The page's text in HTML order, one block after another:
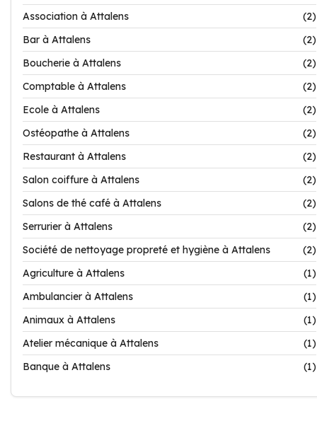
Association à Attalens
(2)
Bar à Attalens
(2)
Boucherie à Attalens
(2)
Comptable à Attalens
(2)
Ecole à Attalens
(2)
Ostéopathe à Attalens
(2)
Restaurant à Attalens
(2)
Salon coiffure à Attalens
(2)
Salons de thé café à Attalens
(2)
Serrurier à Attalens
(2)
Société de nettoyage propreté et hygiène à Attalens
(2)
Agriculture à Attalens
(1)
Ambulancier à Attalens
(1)
Animaux à Attalens
(1)
Atelier mécanique à Attalens
(1)
Banque à Attalens
(1)